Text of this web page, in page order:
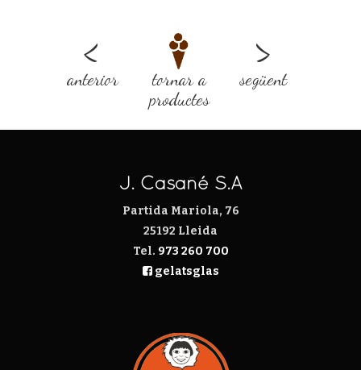
<
anterior
tornar a
productes
>
següent
J. Casañé S.A
Partida Mariola, 76
25192 Lleida
Tel. 973 260 700
gelatsglas